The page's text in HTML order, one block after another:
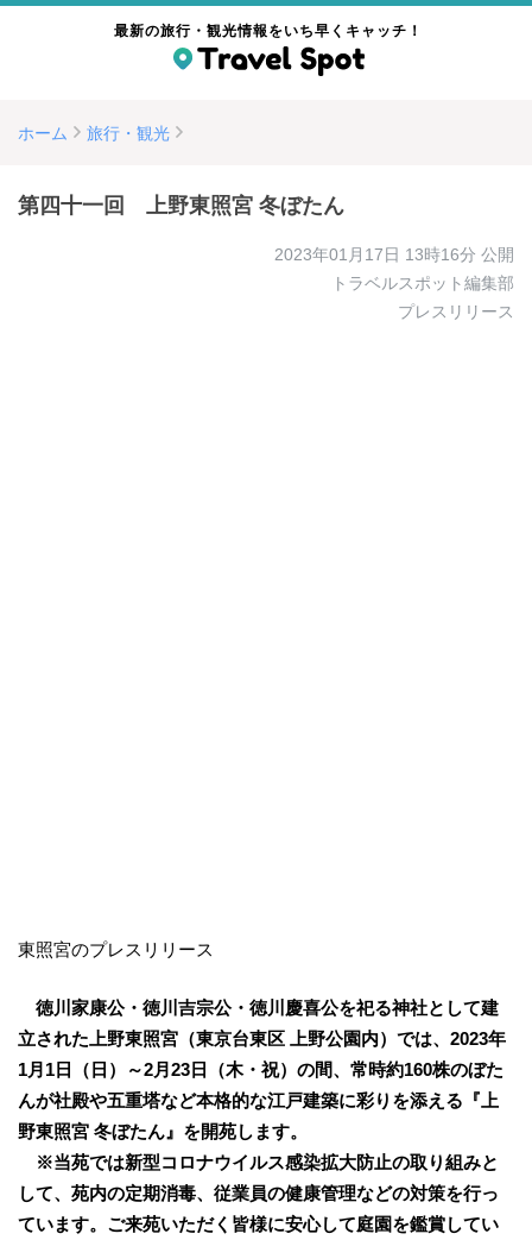
最新の旅行・観光情報をいち早くキャッチ！
ホーム 旅行・観光
第四十一回 上野東照宮 冬ぼたん
2023年01月17日 13時16分 公開
トラベルスポット編集部
プレスリリース
東照宮のプレスリリース
徳川家康公・徳川吉宗公・徳川慶喜公を祀る神社として建
立された上野東照宮（東京台東区 上野公園内）では、2023年
1月1日（日）～2月23日（木・祝）の間、常時約160株のぼた
んが社殿や五重塔など本格的な江戸建築に彩りを添える『上
野東照宮 冬ぼたん』を開苑します。
※当苑では新型コロナウイルス感染拡大防止の取り組みと
して、苑内の定期消毒、従業員の健康管理などの対策を行っ
ています。ご来苑いただく皆様に安心して庭園を鑑賞してい